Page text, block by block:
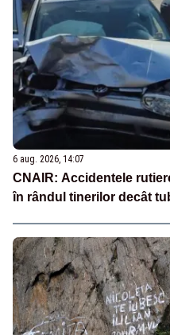
6 aug. 2026, 14:07
CNAIR: Accidentele
în rândul tinerilor decât